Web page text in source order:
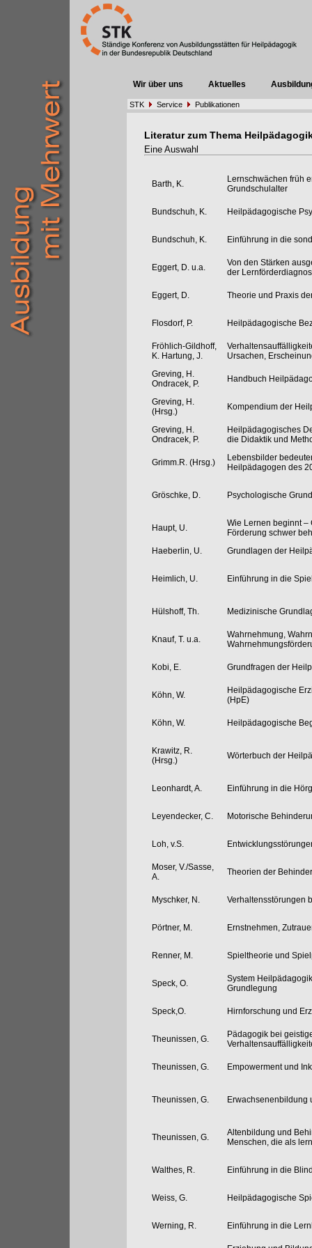
Wir über uns Aktuelles
STK Service Publikationen
Literatur zum Thema
Eine Auswahl
Barth, K.
Lernschwächen früh
Grundschulalter
Bundschuh, K. Heilpädagogische
Bundschuh, K. Einführung in die
Eggert, D. u.a.
Von den Stärken
der
Eggert, D. Theorie und Praxis
Flosdorf, P. Heilpädagogische
Fröhlich-Gildhoff,
K. Hartung, J.
Ursachen,
Greving, H.
Ondracek, P.
Handbuch
Greving, H.
(Hrsg.)
Kompendium der
Greving, H.
Ondracek, P.
Heilpädagogisches
die Didaktik und
Grimm.R. (Hrsg.)
Lebensbilder
Heilpädagogen des
Gröschke, D. Psychologische
Haupt, U.
Wie Lernen beginnt –
Förderung schwer
Haeberlin, U.
Grundlagen der
Heimlich, U. Einführung in die
Hülshoff, Th. Medizinische
Knauf, T. u.a.
Wahrnehmung,
Kobi, E. Grundfragen der
Köhn, W.
Heilpädagogische
(HpE)
Köhn, W. Heilpädagogische
Krawitz, R.
(Hrsg.)
Wörterbuch der
Leonhardt, A. Einführung in die
Leyendecker, C. Motorische
Loh, v.S.
Moser, V./Sasse,
A.
Theorien der
Myschker, N. Verhaltensstörungen
Pörtner, M. Ernstnehmen,
Renner, M. Spieltheorie und
Speck, O.
System
Grundlegung
Speck,O. Hirnforschung und
Theunissen, G.
Pädagogik bei
Theunissen, G. Empowerment und
Theunissen, G. Erwachsenenbildung
Theunissen, G.
Altenbildung und
Menschen, die als
Walthes, R. Einführung in die
Weiss, G. Heilpädagogische
Werning, R. Einführung in die